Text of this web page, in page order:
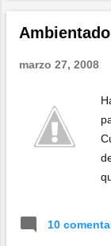
marzo 27, 2008
10